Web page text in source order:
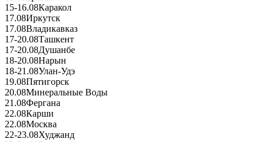
15-16.08Каракол
17.08Иркутск
17.08Владикавказ
17-20.08Ташкент
17-20.08Душанбе
18-20.08Нарын
18-21.08Улан-Удэ
19.08Пятигорск
20.08Минеральные Воды
21.08Фергана
22.08Карши
22.08Москва
22-23.08Худжанд